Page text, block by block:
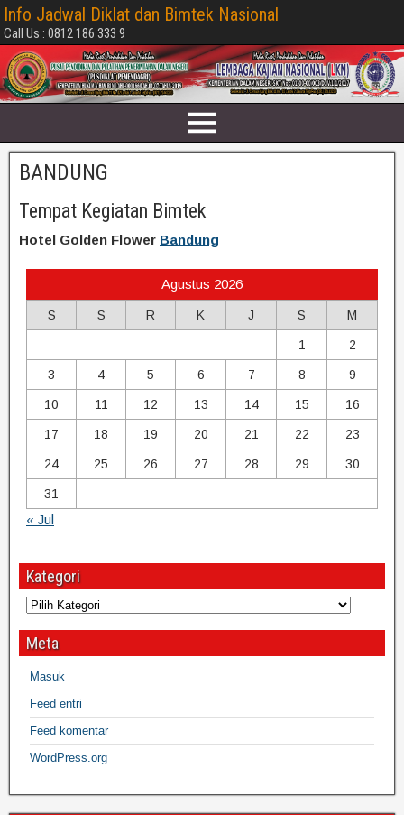
Info Jadwal Diklat dan Bimtek Nasional
Call Us : 0812 186 333 9
BANDUNG
Tempat Kegiatan Bimtek
Hotel Golden Flower Bandung
Agustus 2026
S S R K J S M
1 2
3 4 5 6 7 8 9
10 11 12 13 14 15 16
17 18 19 20 21 22 23
24 25 26 27 28 29 30
31
« Jul
Kategori
Meta
Masuk
Feed entri
Feed komentar
WordPress.org